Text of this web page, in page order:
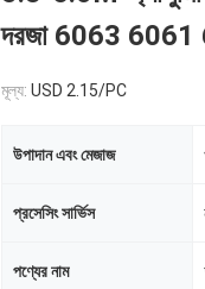
দরজা 6063
মূল্য: USD 2.15/PC
উপাদান এবং মেজাজ
প্রসেসিং সার্ভিস
পণ্যের নাম